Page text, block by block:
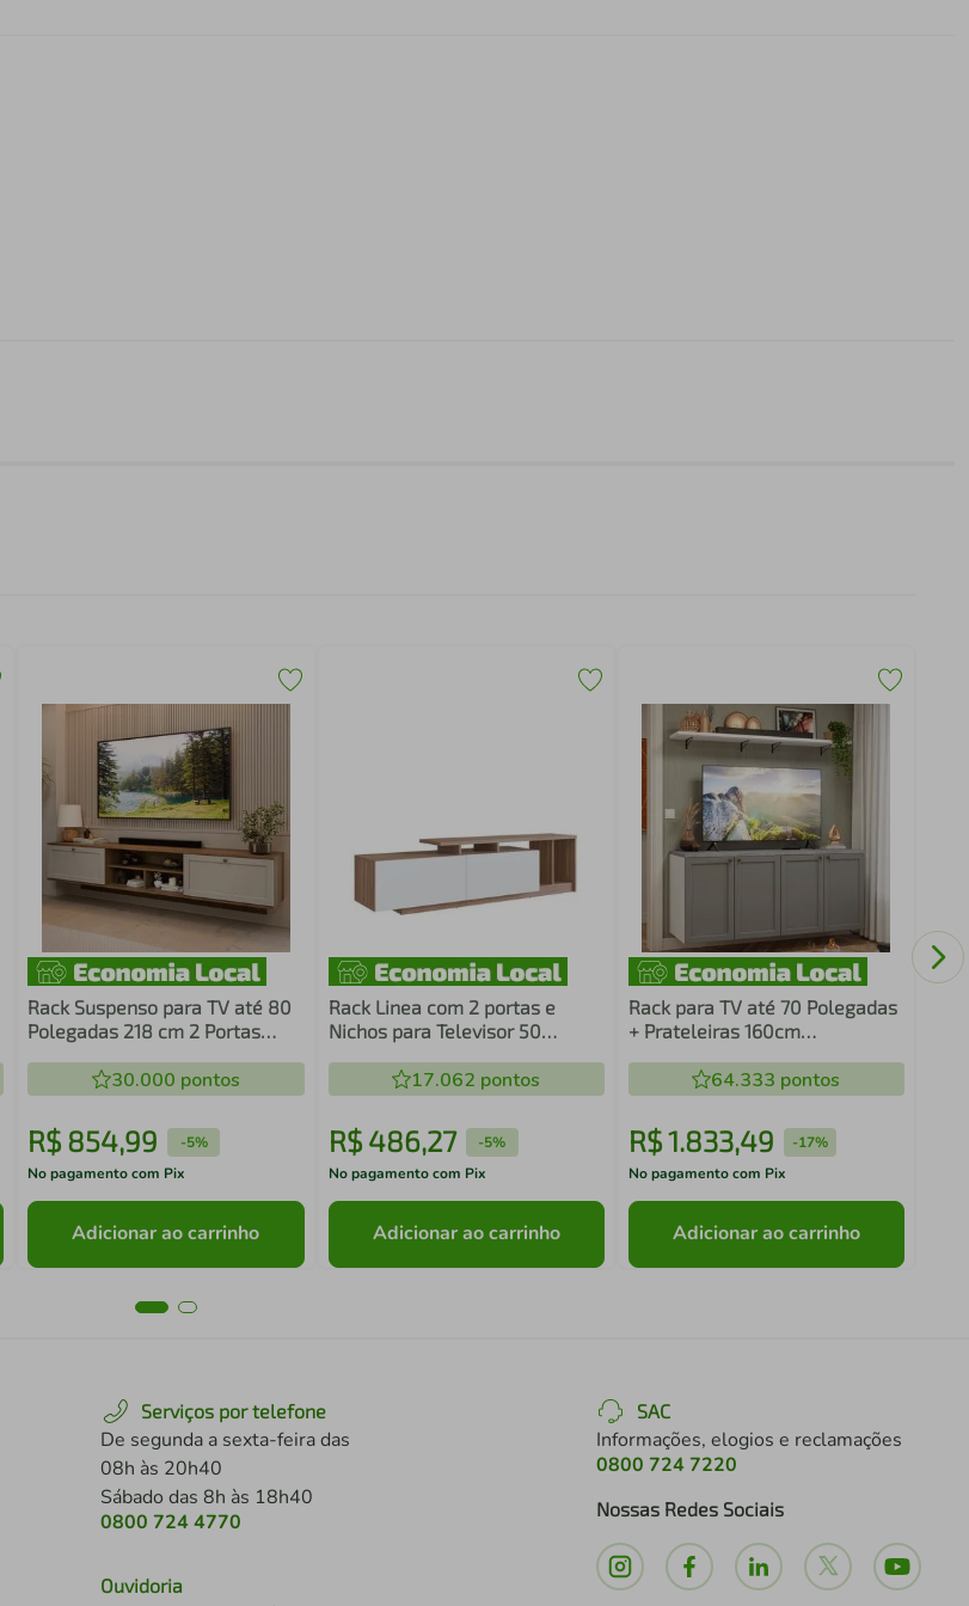
Rack Suspenso para TV até 80
Polegadas 218 cm 2 Portas
30.000 pontos
R$854,99 -5%
No pagamento com Pix
Adicionar ao carrinho
Rack Linea com 2 portas e
Nichos para Televisor 50
Montana Branco
17.062 pontos
R$ 486,27 -5%
No pagamento com Pix
Adicionar ao carrinho
Rack para TV até 70 Polegadas
+ Prateleiras 160cm
64.333 pontos
R$1.833,49 -17%
No pagamento com Pix
Adicionar ao carrinho
Serviços por telefone
De segunda a sexta-feira das
08h às 20h40
Sábado das 8h às 18h40
0800 724 4770
Ouvidoria
SAC
Informações, elogios e reclamações
0800 724 7220
Nossas Redes Sociais